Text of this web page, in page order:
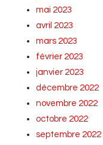
mai 2023
avril 2023
mars 2023
février 2023
janvier 2023
décembre 2022
novembre 2022
octobre 2022
septembre 2022